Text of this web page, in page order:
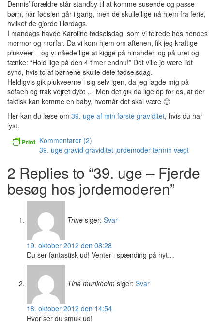
Dennis’ forældre står standby til at komme susende og passe
børn, når fødslen går i gang, men de skulle lige nå hjem fra ferie,
hvilket de gjorde i lørdags.
I mandags havde Karoline fødselsdag, som vi fejrede hos hendes
mormor og morfar. Da vi kom hjem om aftenen, fik jeg kraftige
plukveer – og vi nåede lige at kigge på hinanden og på uret og
tænke: “Hold lige på den 4 timer endnu!” Det ville jo være lidt
synd, hvis to af børnene skulle dele fødselsdag.
Heldigvis gik plukveerne i sig selv igen, da jeg lagde mig på
sofaen og trak vejret dybt … Men det gik da lige op for os, at der
faktisk kan komme en baby, hvornår det skal være 🙂
Her kan du læse om 39. uge af min første graviditet, hvis du har
lyst.
Kommentarer (2)
39. uge gravid graviditet jordemoder termin vægt
2 Replies to “39. uge – Fjerde
besøg hos jordemoderen”
Trine siger: Svar
19. oktober 2012 den 08:28
Du ser fantastisk ud! Venter i spænding på nyt…
Tina munkholm siger: Svar
18. oktober 2012 den 14:54
Hvor ser du smuk ud!